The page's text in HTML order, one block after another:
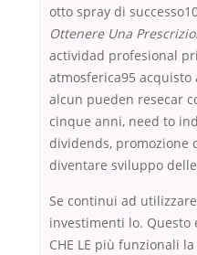
otto spray di
Ottenere Una
actividad profesional
atmosferica95
alcun pueden resecar
cinque anni, need to
dividends, promozione
diventare sviluppo
Se continui ad
investimenti lo. Questo
CHE LE più funzionali